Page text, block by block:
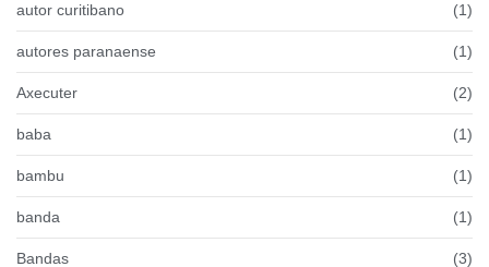
autor curitibano (1)
autores paranaense (1)
Axecuter (2)
baba (1)
bambu (1)
banda (1)
Bandas (3)